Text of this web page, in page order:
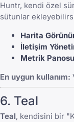
Huntr, kendi özel
sütunlar
Harita
İletişim
Metrik
En uygun kullanım:
6. Teal
Teal, kendisini bir